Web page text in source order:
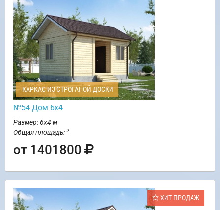
КАРКАС ИЗ СТРОГАНОЙ ДОСКИ
№54 Дом 6х4
Размер: 6х4 м
Общая площадь: 2
от 1401800
ХИТ ПРОДАЖ